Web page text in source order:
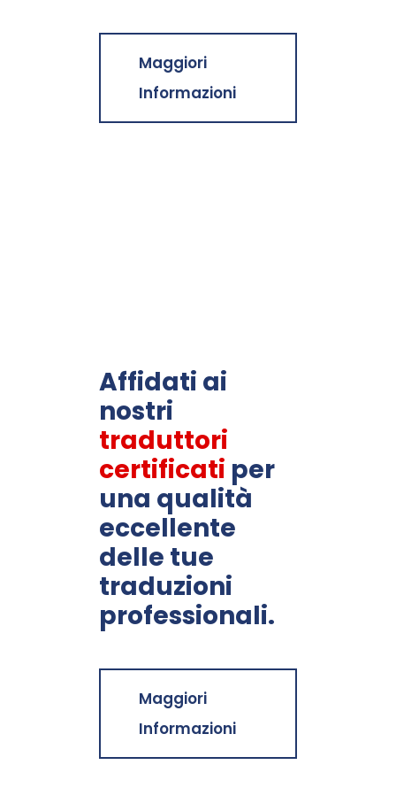
Maggiori
Informazioni
Affidati ai
nostri
traduttori
certificati per
una qualità
eccellente
delle tue
traduzioni
professionali.
Maggiori
Informazioni